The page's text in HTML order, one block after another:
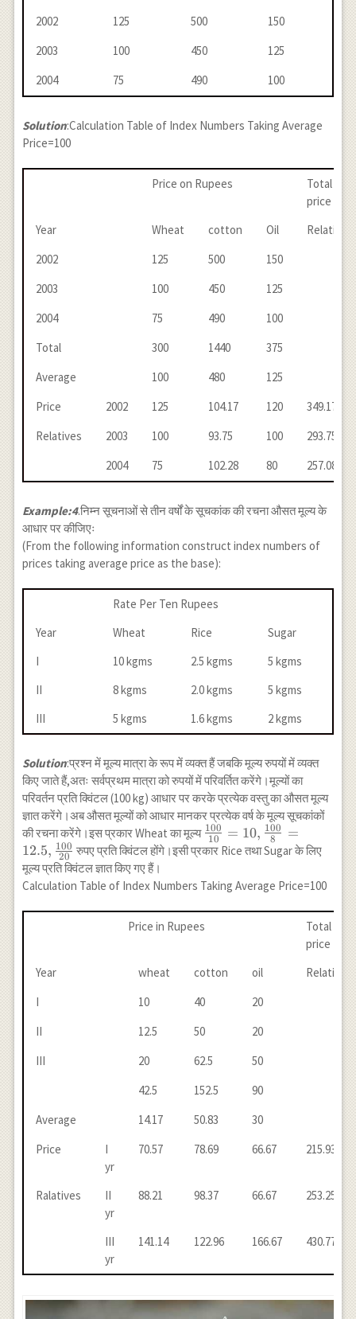
2002
125 500
150
2003
100 450
125
2004
75 490 100
Solution:Calculation Table of Index Numbers Taking Average
Price=100
Price on Rupees
Total of
price
Year
Wheat cotton Oil
Relatives
2002
125 500
150
2003
100 450
125
2004
75 490
100
Total
300 1440
375
Average
100 480
125
Price
2002 125 104.17 120
349.17
Relatives
2003 100 93.75 100
293.75
2004
75 102.28 80 257.08
Example:4.निम्न सूचनाओं से तीन वर्षों के सूचकांक की रचना औसत मूल्य के
आधार पर कीजिएः
(From the following information construct index numbers of
prices taking average price as the base):
Rate Per Ten Rupees
Year
Wheat Rice
Sugar
I
10 kgms 2.5 kgms
5 kgms
II
8 kgms 2.0 kgms
5 kgms
III
5 kgms 1.6 kgms 2 kgms
Solution:प्रश्न में मूल्य मात्रा के रूप में व्यक्त हैं जबकि मूल्य रुपयों में व्यक्त
किए जाते हैं,अतः सर्वप्रथम मात्रा को रुपयों में परिवर्तित करेंगे।मूल्यों का
परिवर्तन प्रति क्विंटल (100 kg) आधार पर करके प्रत्येक वस्तु का औसत मूल्य
ज्ञात करेंगे।अब औसत मूल्यों को आधार मानकर प्रत्येक वर्ष के मूल्य सूचकांकों
की रचना करेंगे।इस प्रकार Wheat का मूल्य \frac{100}{10}
=10,\frac{100}
{20}
10
100 = 10, 8
100
=
12.5, 20
100 रुपए प्रति क्विंटल होंगे।इसी प्रकार Rice तथा Sugar के लिए
मूल्य प्रति क्विंटल ज्ञात किए गए हैं।
Calculation Table of Index Numbers Taking Average Price=100
Price in Rupees
Total of
price
Year
wheat cotton oil
Relatives
I
10 40
20
II
12.5 50
20
III
20 62.5
50
42.5
152.5
90
Average
14.17 50.83
30
Price
I
yr
70.57 78.69 66.67 215.93
Ralatives
II
yr
88.21 98.37 66.67 253.25
III
yr
141.14 122.96 166.67 430.77